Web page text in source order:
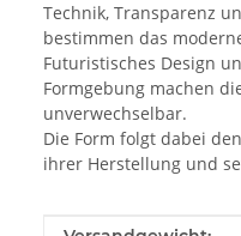
Technik, Transparenz
bestimmen das
Futuristisches Design
Formgebung machen
unverwechselbar.
Die Form folgt dabei
ihrer Herstellung und